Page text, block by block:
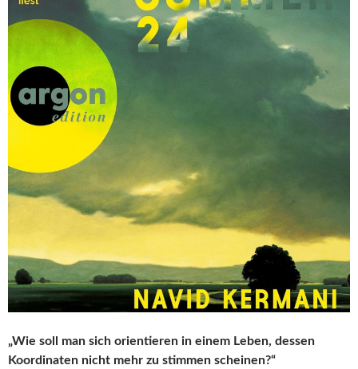
„Wie soll man sich orientieren in einem Leben, dessen
Koordinaten nicht mehr zu stimmen scheinen?“